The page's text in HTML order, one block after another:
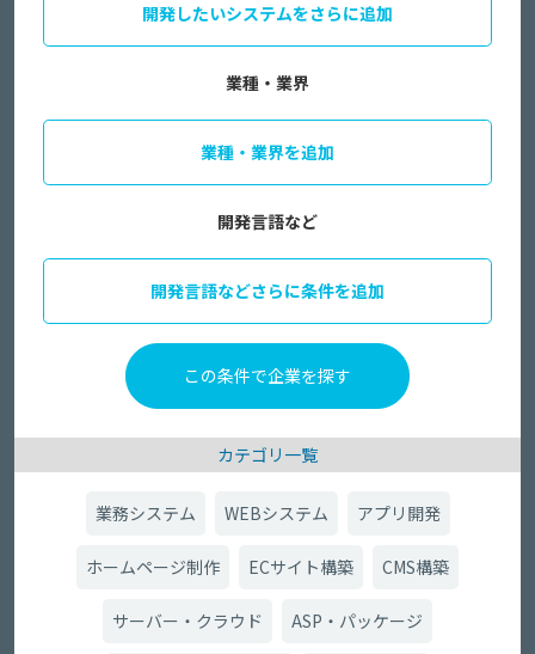
開発したいシステムをさらに追加
業種・業界
業種・業界を追加
開発言語など
開発言語などさらに条件を追加
カテゴリ一覧
業務システム WEBシステム アプリ開発
ホームページ制作 ECサイト構築 CMS構築
サーバー・クラウド ASP・パッケージ